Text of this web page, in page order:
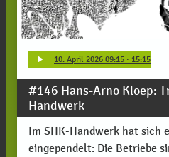
play_arrow 10. April 2026 09:15 · 15:15
#146 Hans-Arno Kloep:
Handwerk
Im SHK-Handwerk hat sich
eingependelt: Die Betriebe